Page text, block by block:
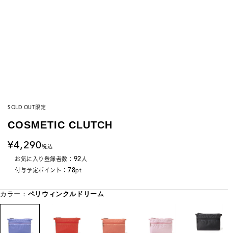
SOLD OUT限定
COSMETIC CLUTCH
4,290税込
お気に入り登録者数： 92人
付与予定ポイント： 78pt
カラー： ペリウィンクルドリーム